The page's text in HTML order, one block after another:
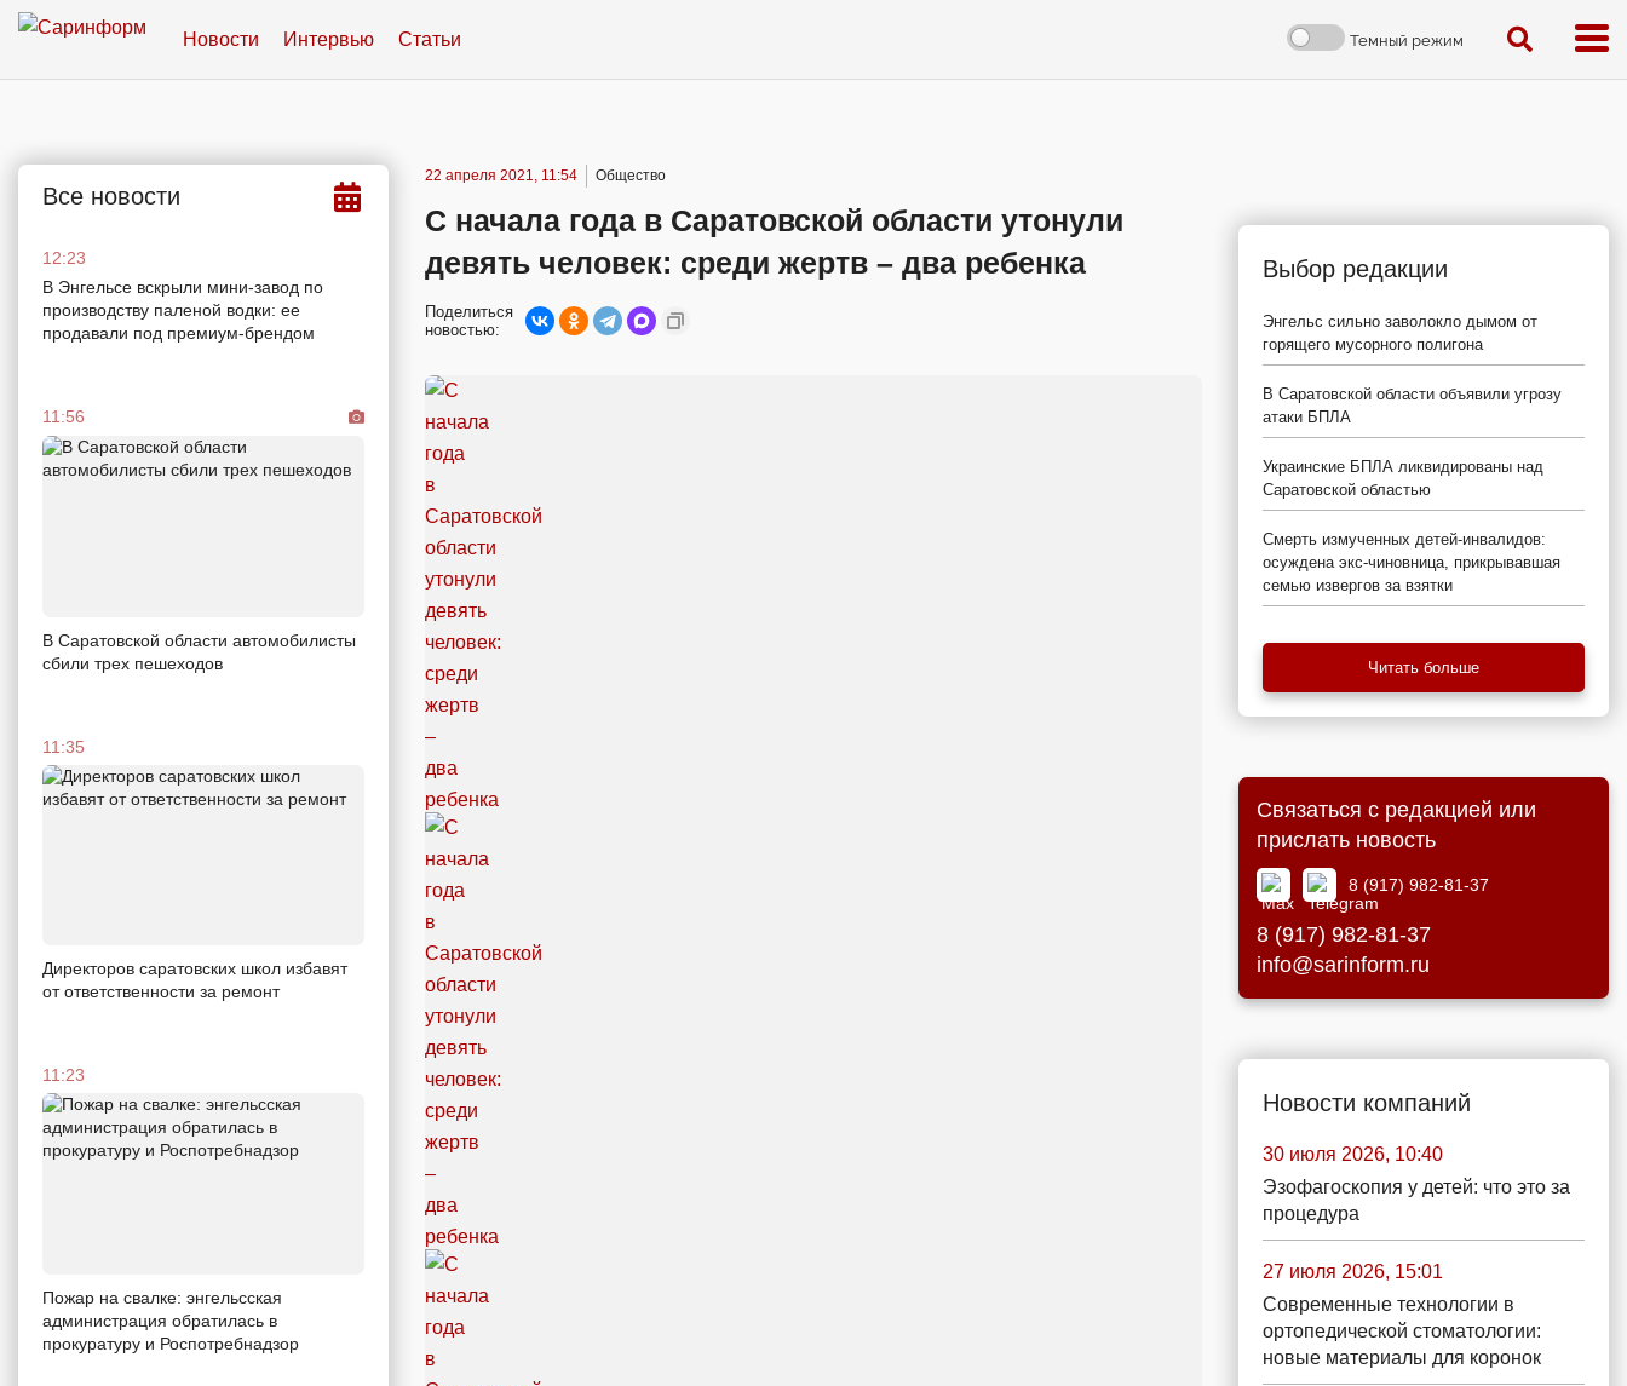
Новости Интервью Статьи Темный режим
Все новости
12:23
В Энгельсе вскрыли мини-завод по
производству паленой водки: ее
продавали под премиум-брендом
11:56
В Саратовской области автомобилисты
сбили трех пешеходов
11:35
Директоров саратовских школ избавят
от ответственности за ремонт
11:23
Пожар на свалке: энгельсская
администрация обратилась в
прокуратуру и Роспотребнадзор
22 апреля 2021, 11:54 Общество
С начала года в Саратовской области утонули
девять человек: среди жертв – два ребенка
Поделиться
новостью:
Выбор редакции
Энгельс сильно заволокло дымом от
горящего мусорного полигона
В Саратовской области объявили угрозу
атаки БПЛА
Украинские БПЛА ликвидированы над
Саратовской областью
Смерть измученных детей-инвалидов:
осуждена экс-чиновница, прикрывавшая
семью извергов за взятки
Читать больше
Связаться с редакцией или
прислать новость
8 (917) 982-81-37
8 (917) 982-81-37
info@sarinform.ru
Новости компаний
30 июля 2026, 10:40
Эзофагоскопия у детей: что это за
процедура
27 июля 2026, 15:01
Современные технологии в
ортопедической стоматологии:
новые материалы для коронок